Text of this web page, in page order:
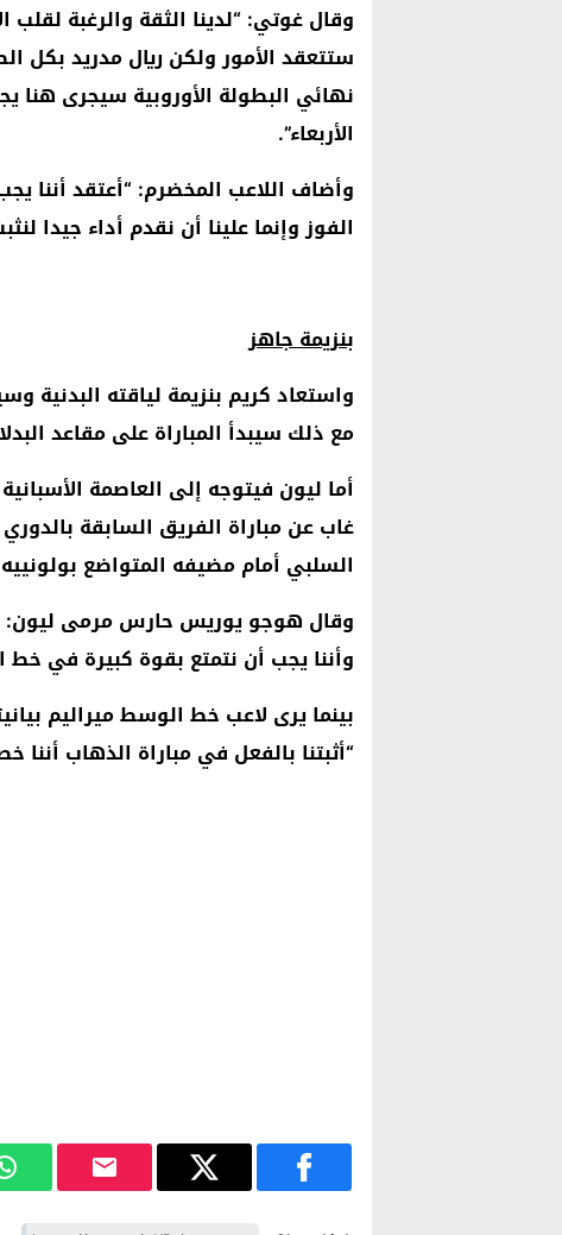
وقال غوتي: “لدينا الثقة والرغبة
ستتعقد الأمور ولكن ريال مدريد بكل
نهائي البطولة الأوروبية سيجرى هنا
الأربعاء”.
وأضاف اللاعب المخضرم: “أعتقد أننا
الفوز وإنما علينا أن نقدم أداء جيدا
بنزيمة جاهز
واستعاد كريم بنزيمة لياقته البدنية
مع ذلك سيبدأ المباراة على مقاعد
أما ليون فيتوجه إلى العاصمة
غاب عن مباراة الفريق السابقة
السلبي أمام مضيفه المتواضع بولونييه
وقال هوجو يوريس حارس مرمى ليون:
وأننا يجب أن نتمتع بقوة كبيرة في خط
بينما يرى لاعب خط الوسط ميراليم
“أثبتنا بالفعل في مباراة الذهاب